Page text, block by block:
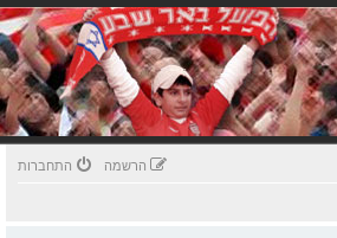
התחברות הרשמה